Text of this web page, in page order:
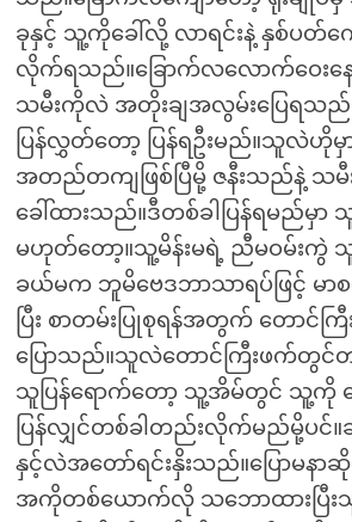
ခုနှင့် သူ့ကိုခေါ်လို့ လာရင်းနဲ့ နှစ်ပတ်ကျ
လိုက်ရသည်။ခြောက်လလောက်ဝေးန
သမီးကိုလဲ အတိုးချအလွမ်းပြေရသည်။ကိ
ပြန်လွှတ်တော့ ပြန်ရဦးမည်။သူလဲဟိုမှ
အတည်တကျဖြစ်ပြီမို့ ဇနီးသည်နဲ့
ခေါ်ထားသည်။ဒီတစ်ခါပြန်ရမည်မှာ
မဟုတ်တော့။သူ့မိန်းမရဲ့ ညီမဝမ်းကွဲ
ခယ်မက ဘူမိဗေဒဘာသာရပ်ဖြင့် မာ
ပြီး စာတမ်းပြုစုရန်အတွက် တောင်က
ပြောသည်။သူလဲတောင်ကြီးဖက်တွင်
သူပြန်ရောက်တော့ သူ့အိမ်တွင် သူ့ကို
ပြန်လျှင်တစ်ခါတည်းလိုက်မည်မို့ပ
နှင့်လဲအတော်ရင်းနှိးသည်။ပြောမန
အကိုတစ်ယောက်လို သဘောထားပြီ